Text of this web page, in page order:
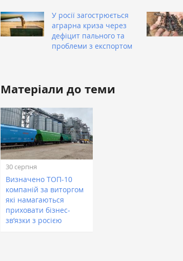
У росії загострюється
аграрна криза через
дефіцит пального та
проблеми з експортом
Матеріали до теми
30 серпня
Визначено ТОП-10
компаній за виторгом
які намагаються
приховати бізнес-
зв’язки з росією